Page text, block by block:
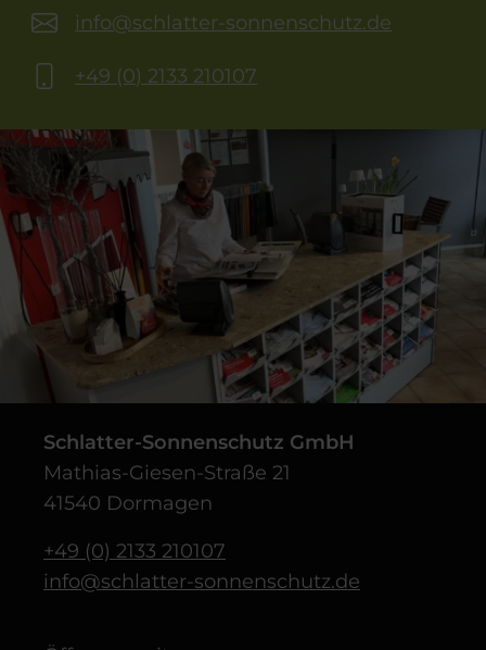
info@schlatter-sonnenschutz.de
+49 (0) 2133 210107
Schlatter-Sonnenschutz GmbH
Mathias-Giesen-Straße 21
41540 Dormagen
+49 (0) 2133 210107
info@schlatter-sonnenschutz.de